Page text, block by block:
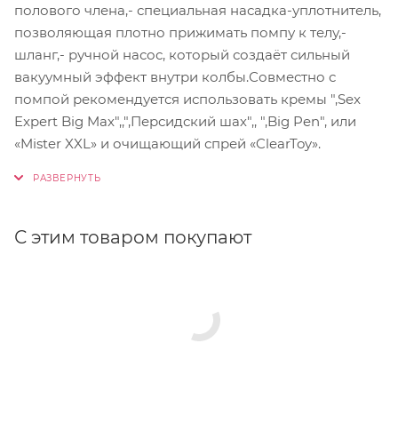
полового члена,- специальная насадка-уплотнитель,
позволяющая плотно прижимать помпу к телу,-
шланг,- ручной насос, который создаёт сильный
вакуумный эффект внутри колбы.Совместно с
помпой рекомендуется использовать кремы ",Sex
Expert Big Max",,",Персидский шах",, ",Big Pen", или
«Mister XXL» и очищающий спрей «ClearToy».
С этим товаром покупают